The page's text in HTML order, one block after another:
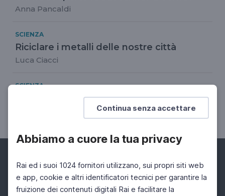
Continua senza accettare
Abbiamo a cuore la tua privacy
Rai ed i suoi 1024 fornitori utilizzano, sui propri siti web
e app, cookie e altri identificatori tecnici per garantire la
fruizione dei contenuti digitali Rai e facilitare la
Anna Pancaldi
SCIENZA
Riciclare i metalli delle nostre città
Luca Ciacci
SCIENZA
Safeschool 4.0
Nicolandrea Calabrese
Facebook Instagram Twitter